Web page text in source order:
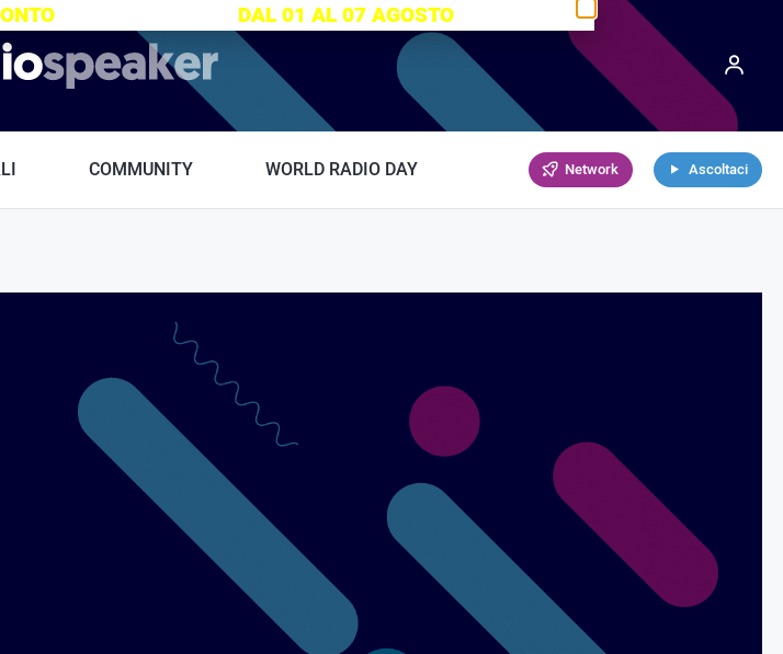
Radiospeaker.it
COMMUNITY WORLD RADIO DAY Network Ascoltaci
DAL 01 AL 07 AGOSTO